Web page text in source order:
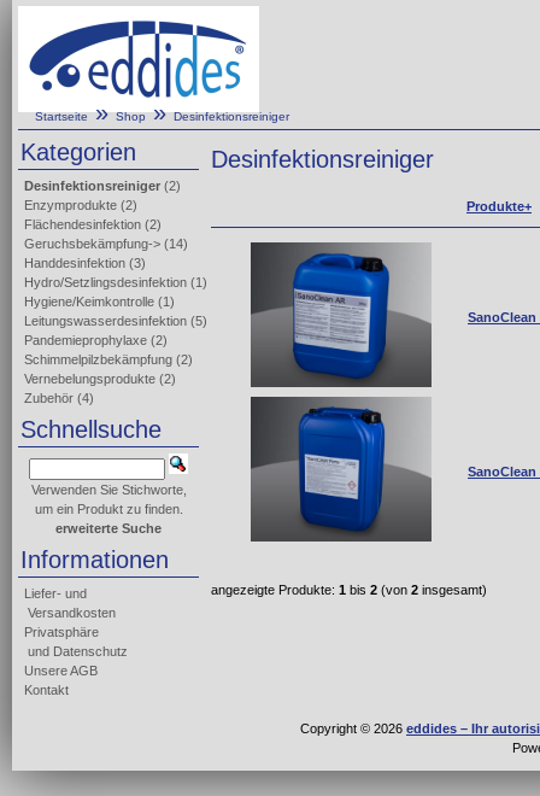
Startseite»Shop»Desinfektionsreiniger
Desinfektionsreiniger
Produkte+
SanoClean
SanoClean
angezeigte Produkte: 1 bis 2 (von 2 insgesamt)
Kategorien
Desinfektionsreiniger (2)
Enzymprodukte (2)
Flächendesinfektion (2)
Geruchsbekämpfung-> (14)
Handdesinfektion (3)
Hydro/Setzlingsdesinfektion (1)
Hygiene/Keimkontrolle (1)
Leitungswasserdesinfektion (5)
Pandemieprophylaxe (2)
Schimmelpilzbekämpfung (2)
Vernebelungsprodukte (2)
Zubehör (4)
Schnellsuche
Verwenden Sie Stichworte,
um ein Produkt zu finden.
erweiterte Suche
Informationen
Liefer- und
Versandkosten
Privatsphäre
und Datenschutz
Unsere AGB
Kontakt
Copyright © 2026 eddides – Ihr